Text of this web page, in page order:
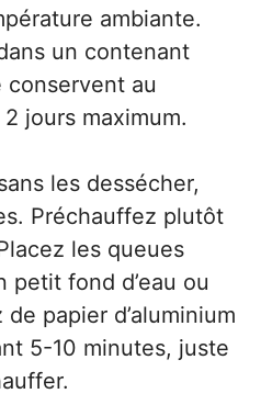
ambiante.
un contenant
conservent au
jours maximum.
les dessécher,
Préchauffez plutôt
les queues
petit fond d’eau ou
papier d’aluminium
5-10 minutes, juste